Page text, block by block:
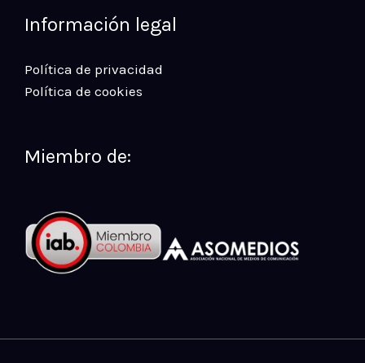
Información legal
Política de privacidad
Política de cookies
Miembro de: